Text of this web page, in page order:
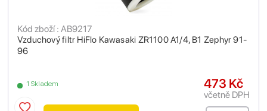
Vzduchový filtr HiFlo Kawasaki ZR1100 A1/4, B1 Zephyr 91-
96
Kód zboží : AB9217
1 Skladem 473 Kč
včetně DPH